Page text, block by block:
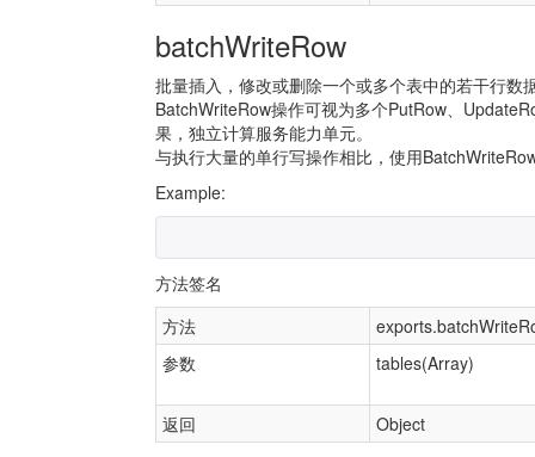
batchWriteRow
批量插入，修改或删除一个或多个表中的若干行数
BatchWriteRow操作可视为多个PutRow、
果，独立计算服务能力单元。
与执行大量的单行写操作相比，使用
Example:
方法签名
方法
参数
tables(Array)
返回 Object